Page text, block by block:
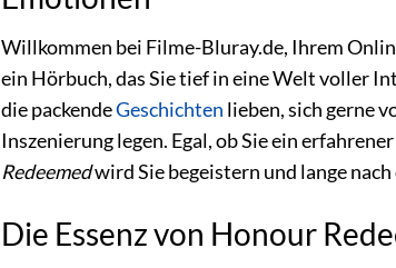
Willkommen bei Filme-Bluray.de, Ihrem
ein Hörbuch, das Sie tief in eine Welt voller
die packendeGeschichten lieben, sich gerne
Inszenierung legen. Egal, ob Sie ein
Redeemedwird Sie begeistern und lange
Die Essenz von Honour